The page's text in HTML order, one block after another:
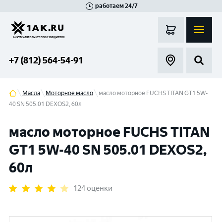
работаем 24/7
+7 (812) 564-54-91
Масла Моторное масло
масло моторное FUCHS TITAN GT1 5W-
40 SN 505.01 DEXOS2, 60л
масло моторное FUCHS TITAN
GT1 5W-40 SN 505.01 DEXOS2,
60л
124 оценки
Гатчина